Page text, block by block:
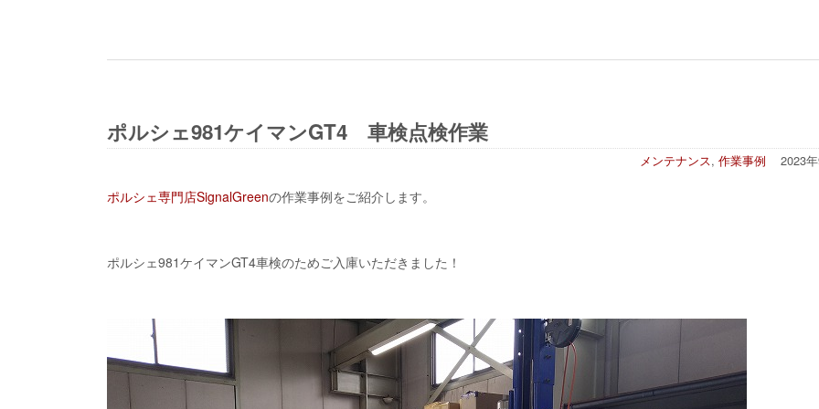
ポルシェ981ケイマンGT4 車検点検作業
2023
メンテナンス, 作業事例
ポルシェ専門店SignalGreenの作業事例をご紹介します。
ポルシェ981ケイマンGT4車検のためご入庫いただきました！